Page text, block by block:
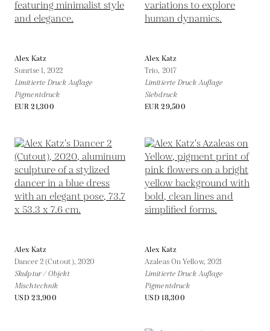
Alex Katz
Sunrise 1,2022
Limitierte Druck Auflage
Pigmentdruck
EUR 21,300
Alex Katz
Trio, 2017
Limitierte Druck Auflage
Siebdruck
EUR 29,500
Alex Katz
Dancer 2 (Cutout), 2020
Skulptur / Objekt
Mischtechnik
USD 23,900
Alex Katz
Azaleas On Yellow, 2021
Limitierte Druck Auflage
Pigmentdruck
USD 18,300